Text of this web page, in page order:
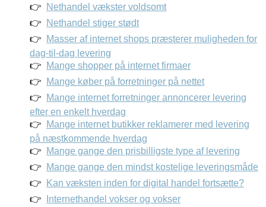
Nethandel vækster voldsomt
Nethandel stiger stødt
Masser af internet shops præsterer muligheden for
dag-til-dag levering
Mange shopper på internet firmaer
Mange køber på forretninger på nettet
Mange internet forretninger annoncerer levering
efter en enkelt hverdag
Mange internet butikker reklamerer med levering
på næstkommende hverdag
Mange gange den prisbilligste type af levering
Mange gange den mindst kostelige leveringsmåde
Kan væksten inden for digital handel fortsætte?
Internethandel vokser og vokser